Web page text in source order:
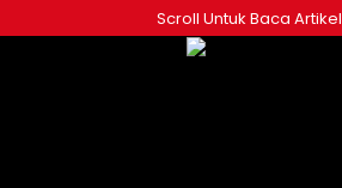
to
Scroll Untuk Baca Artikel